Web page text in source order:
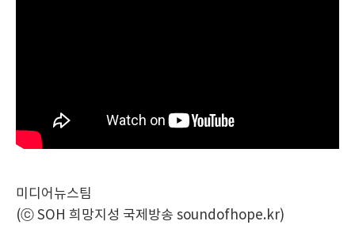
미디어뉴스팀
(ⓒ SOH 희망지성 국제방송 soundofhope.kr)